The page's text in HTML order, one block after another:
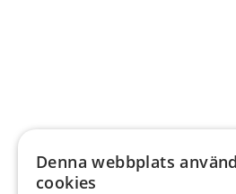
Denna webbplats
cookies